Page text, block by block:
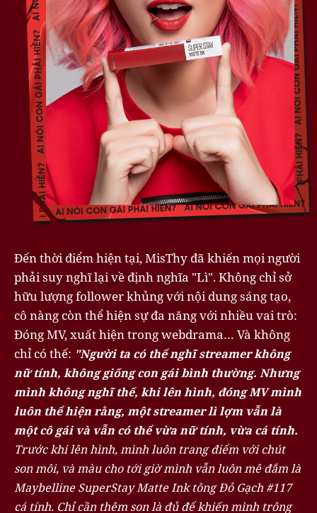
Đến thời điểm hiện tại, MisThy đã khiến mọi người
phải suy nghĩ lại về định nghĩa "Lì". Không chỉ sở
hữu lượng follower khủng với nội dung sáng tạo,
cô nàng còn thể hiện sự đa năng với nhiều vai trò:
Đóng MV, xuất hiện trong webdrama… Và không
chỉ có thế: "Người ta có thể nghĩ streamer không
nữ tính, không giống con gái bình thường. Nhưng
mình không nghĩ thế, khi lên hình, đóng MV mình
luôn thể hiện rằng, một streamer lì lợm vẫn là
một cô gái và vẫn có thể vừa nữ tính, vừa cá tính.
Trước khi lên hình, mình luôn trang điểm với chút
son môi, và màu cho tới giờ mình vẫn luôn mê đắm là
Maybelline SuperStay Matte Ink tông Đỏ Gạch #117
cá tính. Chỉ cần thêm son là đủ để khiến mình trông